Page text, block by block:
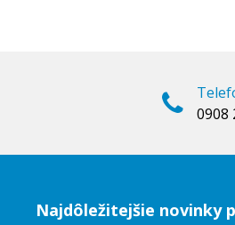
0908
Najdôležitejšie novinky